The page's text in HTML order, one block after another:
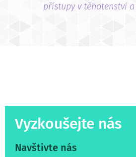
přístupy v těhotenství
Vyzkoušejte nás
Navštivte nás